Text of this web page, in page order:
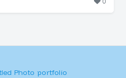
Photo portfolio